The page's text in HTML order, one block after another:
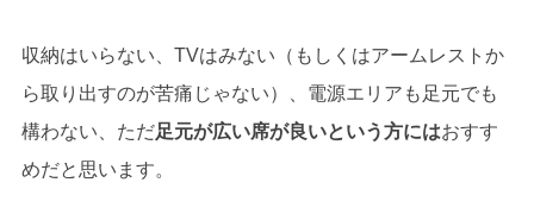
収納はいらない、TVはみない（もしくはアームレストか
ら取り出すのが苦痛じゃない）、電源エリアも足元でも
構わない、ただ足元が広い席が良いという方にはおすす
めだと思います。